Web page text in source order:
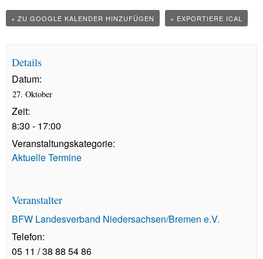
+ ZU GOOGLE KALENDER HINZUFÜGEN + EXPORTIERE ICAL
Details
Datum:
27. Oktober
Zeit:
8:30 - 17:00
Veranstaltungskategorie:
Aktuelle Termine
Veranstalter
BFW Landesverband Niedersachsen/Bremen e.V.
Telefon:
05 11 / 38 88 54 86